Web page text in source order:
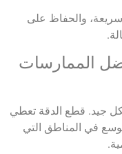
والحفاظ على
الممارسات
جيد. قطع الدقة تعطي
في المناطق التي